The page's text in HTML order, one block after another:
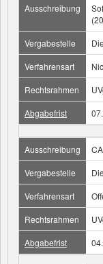
Ausschreibung
Vergabestelle
Verfahrensart
Rechtsrahmen
Abgabefrist
Ausschreibung
Vergabestelle
Verfahrensart
Rechtsrahmen
Abgabefrist